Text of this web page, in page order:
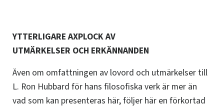
YTTERLIGARE AXPLOCK AV
UTMÄRKELSER OCH ERKÄNNANDEN
Även om omfattningen av lovord och utmärkelser till
L. Ron Hubbard för hans filosofiska verk är mer än
vad som kan presenteras här, följer här en förkortad